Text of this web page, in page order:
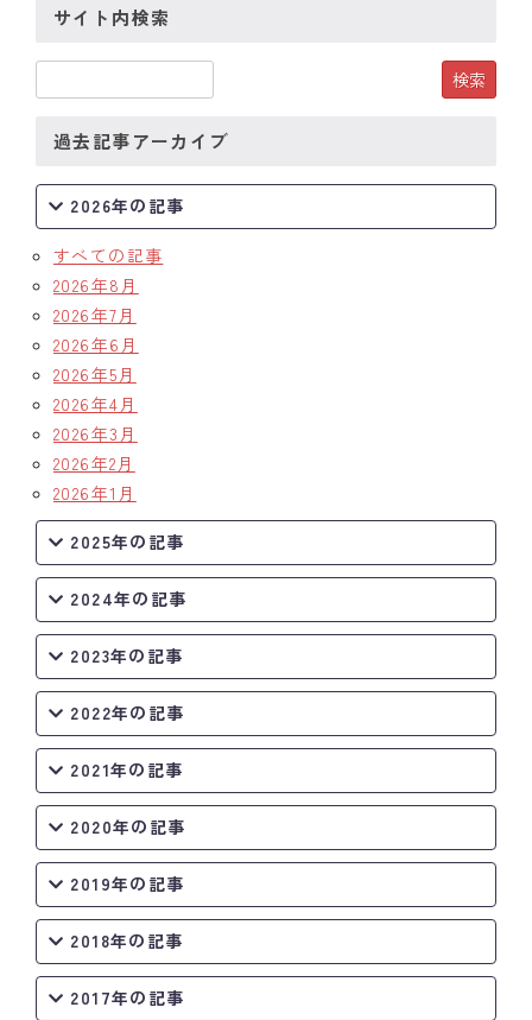
サイト内検索
過去記事アーカイブ
2026年の記事
すべての記事
2026年8月
2026年7月
2026年6月
2026年5月
2026年4月
2026年3月
2026年2月
2026年1月
2025年の記事
2024年の記事
2023年の記事
2022年の記事
2021年の記事
2020年の記事
2019年の記事
2018年の記事
2017年の記事